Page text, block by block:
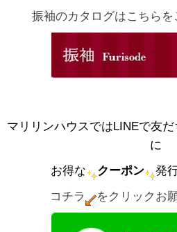
振袖のカタログはこちら
マリリンハウスではLINEで友
に
お得な
クーポン
発
コチラ
をクリックお